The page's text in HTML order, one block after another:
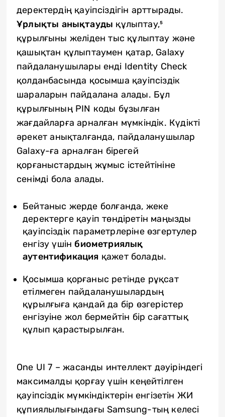
деректердің қауіпсіздігін арттырады.
Ұрлықты анықтауды құлыптау,⁵
құрылғыны желіден тыс құлыптау және
қашықтан құлыптаумен қатар, Galaxy
пайдаланушылары енді Identity Check
қолданбасында қосымша қауіпсіздік
шараларын пайдалана алады. Бұл
құрылғының PIN коды бұзылған
жағдайларға арналған мүмкіндік. Күдікті
әрекет анықталғанда, пайдаланушылар
Galaxy-ға арналған бірегей
қорғаныстардың жұмыс істейтініне
сенімді бола алады.
Бейтаныс жерде болғанда, жеке
деректерге қауіп төндіретін маңызды
қауіпсіздік параметрлеріне өзгертулер
енгізу үшін биометриялық
аутентификация қажет болады.
Қосымша қорғаныс ретінде рұқсат
етілмеген пайдаланушылардың
құрылғыға қандай да бір өзгерістер
енгізуіне жол бермейтін бір сағаттық
құлып қарастырылған.
One UI 7 – жасанды интеллект дәуіріндегі
максималды қорғау үшін кеңейтілген
қауіпсіздік мүмкіндіктерін енгізетін ЖИ
құпиялылығындағы Samsung-тың келесі